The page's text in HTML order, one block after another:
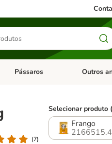
Antiparasitários
Abrir menu de categoria: Roedores
Pássaros Abrir
Outros
(7)
Selecionar produto
Frango
2166515.4